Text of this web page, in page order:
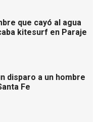
que cayó al agua
kitesurf en Paraje
disparo a un hombre
Fe